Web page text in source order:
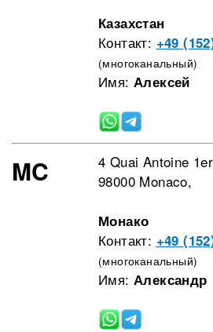
Казахстан
Контакт: +49
(многоканальный)
Имя: Алексей
MC
4 Quai Antoine
98000 Monaco,
Монако
Контакт: +49
(многоканальный)
Имя: Александр